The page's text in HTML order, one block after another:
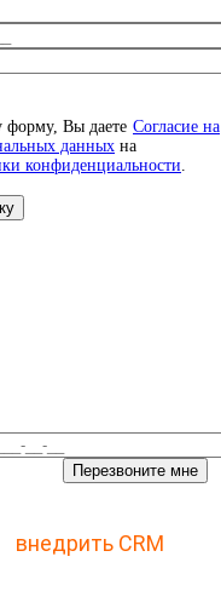
форму, Вы даете Согласие на
данных на
конфиденциальности.
внедрить CRM